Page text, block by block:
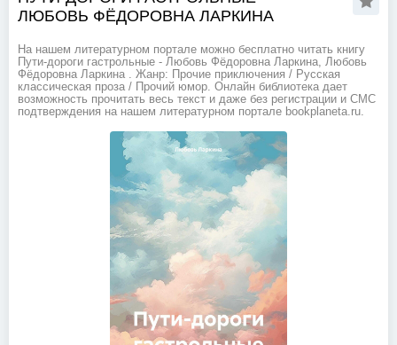
ЛЮБОВЬ ФЁДОРОВНА ЛАРКИНА
На нашем литературном портале можно бесплатно читать книгу
Пути-дороги гастрольные - Любовь Фёдоровна Ларкина, Любовь
Фёдоровна Ларкина . Жанр: Прочие приключения / Русская
классическая проза / Прочий юмор. Онлайн библиотека дает
возможность прочитать весь текст и даже без регистрации и СМС
подтверждения на нашем литературном портале bookplaneta.ru.